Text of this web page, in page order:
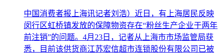
中国消费者报上海讯记者刘浩）近日，有上海居民反映
闵行区虹桥镇发放的保障物资存在“粉丝生产企业于两年
前注销”的问题。4月23日，记者从上海市市场监管局获
悉，目前该供货商江苏宏信超市连锁股份有限公司已被